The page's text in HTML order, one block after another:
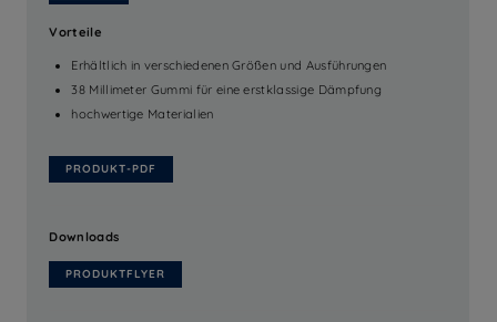
Vorteile
Erhältlich in verschiedenen Größen und Ausführungen
38 Millimeter Gummi für eine erstklassige Dämpfung
hochwertige Materialien
PRODUKT-PDF
Downloads
PRODUKTFLYER